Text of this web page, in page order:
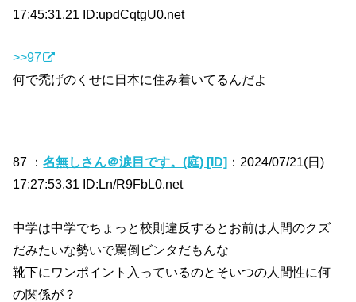
17:45:31.21 ID:updCqtgU0.net
>>97
何で禿げのくせに日本に住み着いてるんだよ
87 ：名無しさん＠涙目です。(庭) [ID] ：2024/07/21(日)
17:27:53.31 ID:Ln/R9FbL0.net
中学は中学でちょっと校則違反するとお前は人間のクズ
だみたいな勢いで罵倒ビンタだもんな
靴下にワンポイント入っているのとそいつの人間性に何
の関係が？